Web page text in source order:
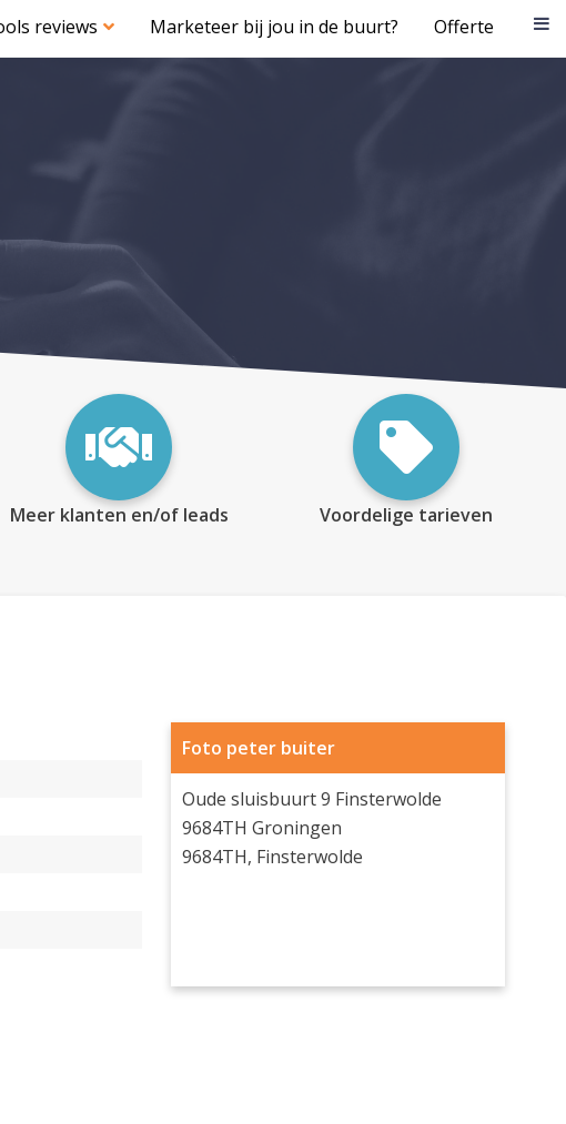
reviews Marketeer bij jou in de buurt? Offerte
Meer klanten en/of leads Voordelige tarieven
Foto peter buiter
Oude sluisbuurt 9 Finsterwolde
9684TH Groningen
9684TH, Finsterwolde